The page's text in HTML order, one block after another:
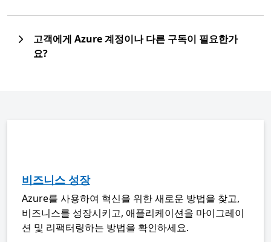
고객에게 Azure 계정이나 다른 구독이 필요한가
요?
비즈니스 성장
Azure를 사용하여 혁신을 위한 새로운 방법을 찾고,
비즈니스를 성장시키고, 애플리케이션을 마이그레이
션 및 리팩터링하는 방법을 확인하세요.